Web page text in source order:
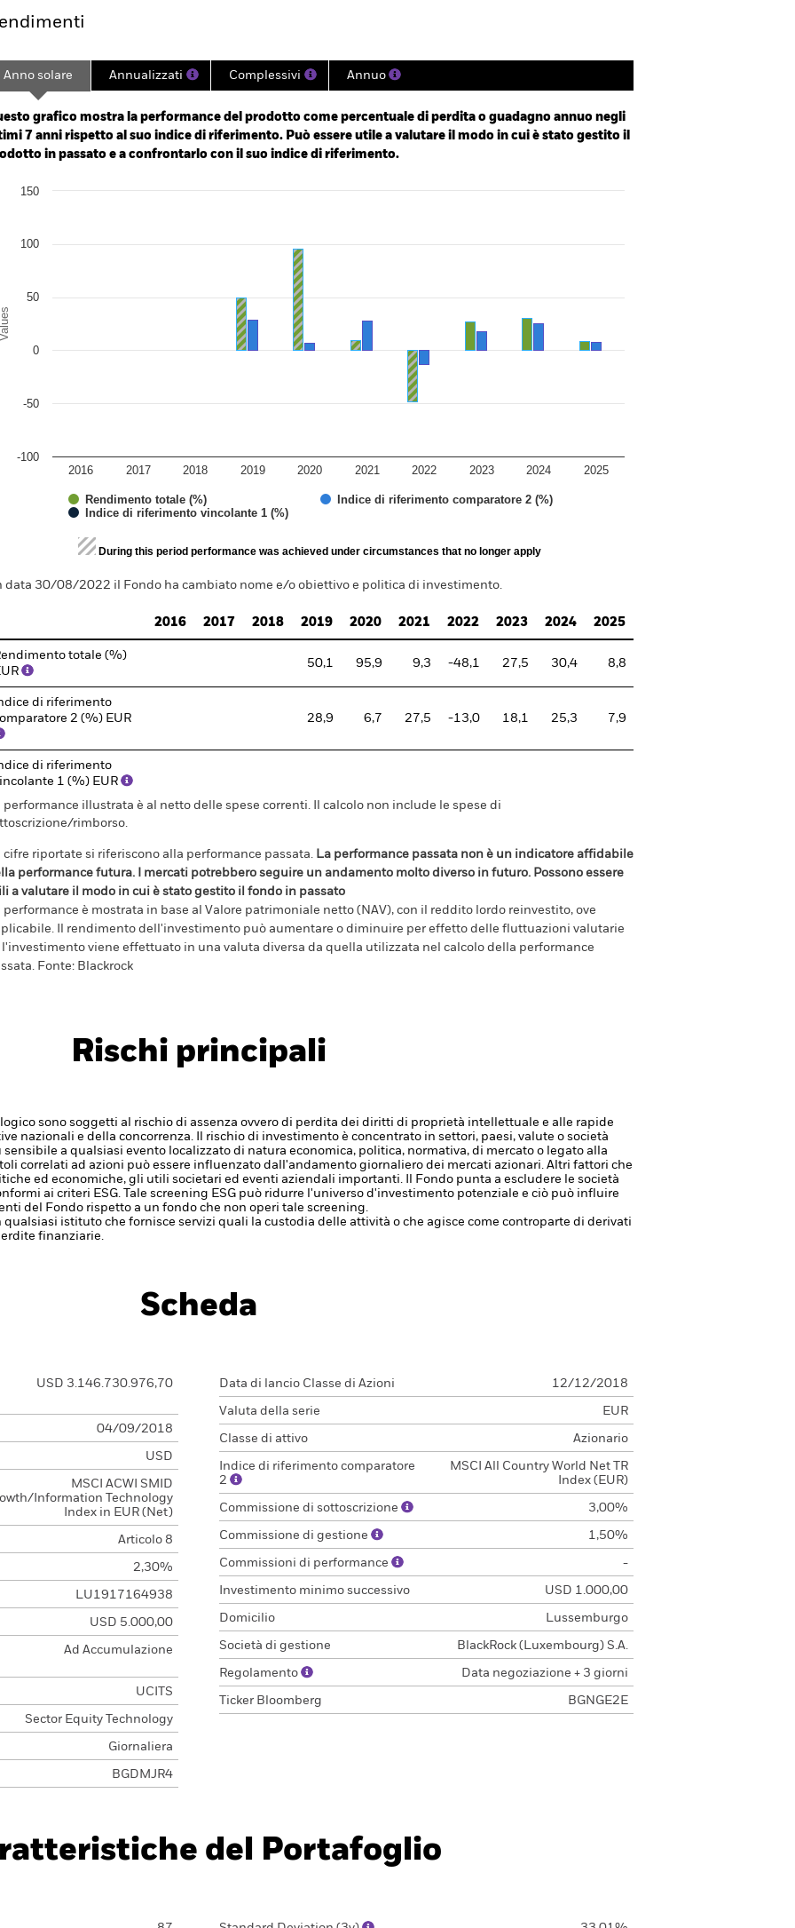
2018-11-01 00:00:00 to 2026-07-31 00:00:00.
0 to 450.
Anno solare Annualizzati Complessivi Annuo
grafico mostra la performance del prodotto come percentuale di perdita o guadagno annuo negli
7 anni rispetto al suo indice di riferimento. Può essere utile a valutare il modo in cui è stato gestito il
in passato e a confrontarlo con il suo indice di riferimento.
chart with 3 data series.
Values
Rendimento totale (%)
Indice di riferimento comparatore 2 (%)
Indice di riferimento vincolante 1 (%)
2016 2017 2018 2019 2020 2021 2022 2023 2024 2025
-100
-50
0
50
100
150
of interactive chart.
During this period performance was achieved under circumstances that no longer apply
data 30/08/2022 il Fondo ha cambiato nome e/o obiettivo e politica di investimento.
2016 2017 2018 2019 2020 2021 2022 2023 2024 2025
totale (%)
50,1 95,9 9,3 -48,1 27,5 30,4 8,8
di riferimento
2 (%) EUR
28,9 6,7 27,5 -13,0 18,1 25,3 7,9
di riferimento
1 (%) EUR
performance illustrata è al netto delle spese correnti. Il calcolo non include le spese di
rimborso.
cifre riportate si riferiscono alla performance passata. La performance passata non è un indicatore affidabile
performance futura. I mercati potrebbero seguire un andamento molto diverso in futuro. Possono essere
a valutare il modo in cui è stato gestito il fondo in passato
performance è mostrata in base al Valore patrimoniale netto (NAV), con il reddito lordo reinvestito, ove
Il rendimento dell'investimento può aumentare o diminuire per effetto delle fluttuazioni valutarie
l'investimento viene effettuato in una valuta diversa da quella utilizzata nel calcolo della performance
Fonte: Blackrock
Rischi principali
sono soggetti al rischio di assenza ovvero di perdita dei diritti di proprietà intellettuale e alle rapide
nazionali e della concorrenza.
Il rischio di investimento è concentrato in settori, paesi, valute o società
a qualsiasi evento localizzato di natura economica, politica, normativa, di mercato o legato alla
correlati ad azioni può essere influenzato dall'andamento giornaliero dei mercati azionari. Altri fattori che
ed economiche, gli utili societari ed eventi aziendali importanti.
Il Fondo punta a escludere le società
ai criteri ESG. Tale screening ESG può ridurre l'universo d'investimento potenziale e ciò può influire
del Fondo rispetto a un fondo che non operi tale screening.
qualsiasi istituto che fornisce servizi quali la custodia delle attività o che agisce come controparte di derivati
finanziarie.
Scheda
USD 3.146.730.976,70
04/09/2018
USD
MSCI ACWI SMID
Information Technology
Index in EUR (Net)
Articolo 8
2,30%
LU1917164938
USD 5.000,00
Ad Accumulazione
UCITS
Sector Equity Technology
Giornaliera
BGDMJR4
Data di lancio Classe di Azioni 12/12/2018
Valuta della serie EUR
Classe di attivo Azionario
Indice di riferimento comparatore
2
MSCI All Country World Net TR
Index (EUR)
Commissione di sottoscrizione 3,00%
Commissione di gestione 1,50%
Commissioni di performance -
Investimento minimo successivo USD 1.000,00
Domicilio Lussemburgo
Società di gestione BlackRock (Luxembourg) S.A.
Regolamento Data negoziazione + 3 giorni
Ticker Bloomberg BGNGE2E
del Portafoglio